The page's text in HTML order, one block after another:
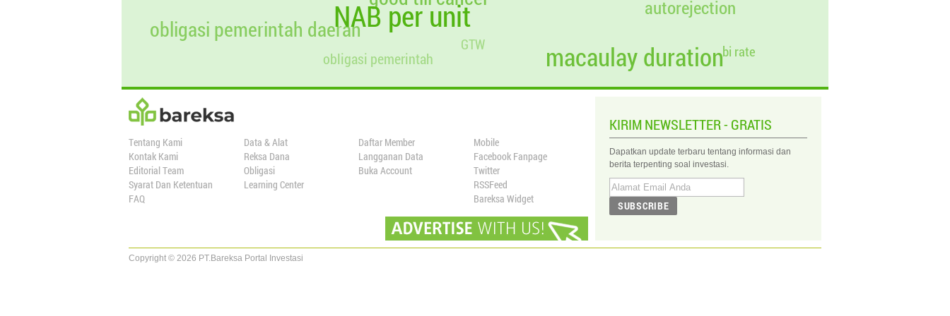
796.939,7514 18.552.527,0046 23.279.710,89 279.710,89
24 Jul 2023 1,26 0,0000
NAB per unit
obligasi pemerintah
obligasi pemerintah daerah
GTW macaulay duration
autorejection
bi rate
Tentang Kami
Kontak Kami
Editorial Team
Syarat Dan Ketentuan
FAQ
Data & Alat
Reksa Dana
Obligasi
Learning Center
Daftar Member
Langganan Data
Buka Account
Mobile
Facebook Fanpage
Twitter
RSSFeed
Bareksa Widget
KIRIM NEWSLETTER - GRATIS
Dapatkan update terbaru tentang informasi dan
berita terpenting soal investasi.
SUBSCRIBE
Copyright © 2026 PT.Bareksa Portal Investasi